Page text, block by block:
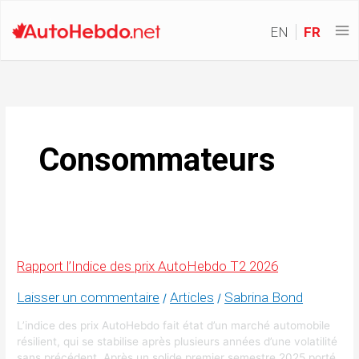
EN FR
Consommateurs
Rapport l’Indice des prix AutoHebdo T2 2026
Laisser un commentaire /Articles / Sabrina Bond
L’indice des prix AutoHebdo fait état d’un marché automobile
résilient, qui se stabilise après plusieurs années d’une volatilité